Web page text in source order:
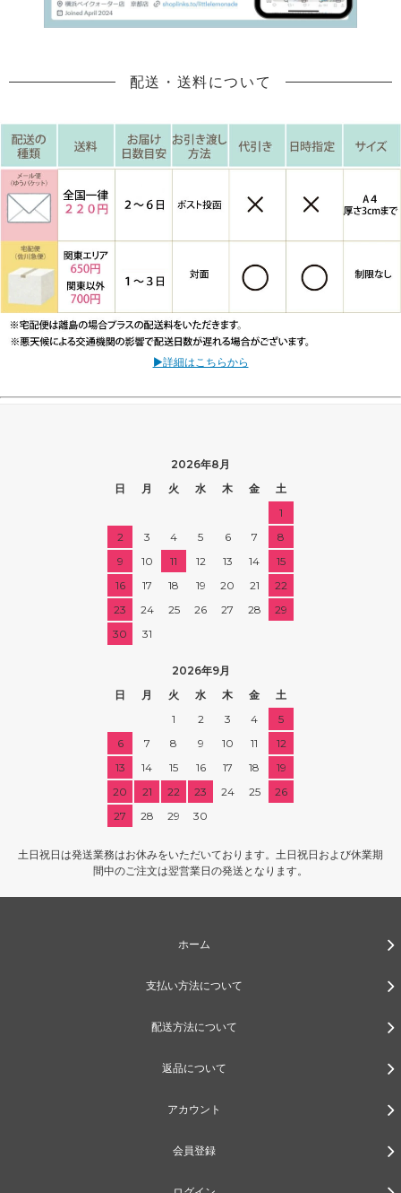
配送・送料について
▶詳細はこちらから
2026年8月
日
月 火 水 木 金
土
1
2
3 4 5 6 7
8
9
10 11 12 13 14
15
16
17 18 19 20 21
22
23
24 25 26 27 28
29
30
31
2026年9月
日
月 火 水 木 金
土
1
2 3 4
5
6
7 8 9 10 11
12
13
14 15 16 17 18
19
20
21 22 23 24 25
26
27
28 29 30
土日祝日は発送業務はお休みをいただいております。土日祝日および休業期
間中のご注文は翌営業日の発送となります。
ホーム
支払い方法について
配送方法について
返品について
アカウント
会員登録